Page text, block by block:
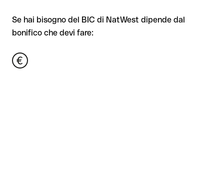
Se hai bisogno del BIC di NatWest dipende dal
bonifico che devi fare: